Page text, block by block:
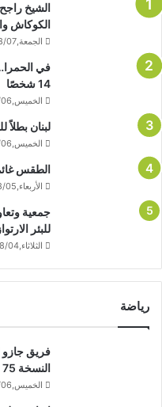
الشيخ
الكوكاش
الجمعة,2026/08/07 9:37 صباحًا
في
14 شخصًا
الخميس,2026/08/06 9:29 صباحًا
لبنان
الخميس,2026/08/06 7:57 صباحًا
الطقس
الأربعاء,2026/08/05 11:23 صباحًا
جمعية
للبئر
الثلاثاء,2026/08/04 12:23 مساءً
رياضة
فريق جازو
النسخة 75 من رالي فنلندا
الخميس,2026/08/06 1:53 مساءً